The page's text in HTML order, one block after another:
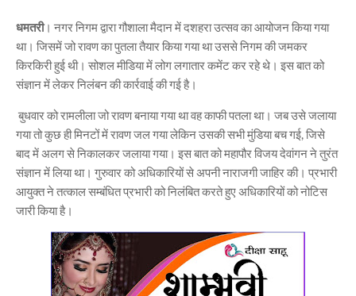
धमतरी। नगर निगम द्वारा गौशाला मैदान में दशहरा उत्सव का आयोजन किया गया
था। जिसमें जो रावण का पुतला तैयार किया गया था उससे निगम की जमकर
किरकिरी हुई थी। सोशल मीडिया में लोग लगातार कमेंट कर रहे थे। इस बात को
संज्ञान में लेकर निलंबन की कार्रवाई की गई है।
बुधवार को रामलीला जो रावण बनाया गया था वह काफी पतला था। जब उसे जलाया
गया तो कुछ ही मिनटों में रावण जल गया लेकिन उसकी सभी मुंडिया बच गई, जिसे
बाद में अलग से निकालकर जलाया गया। इस बात को महापौर विजय देवांगन ने तुरंत
संज्ञान में लिया था। गुरुवार को अधिकारियों से अपनी नाराजगी जाहिर की। प्रभारी
आयुक्त ने तत्काल सम्बंधित प्रभारी को निलंबित करते हुए अधिकारियों को नोटिस
जारी किया है।